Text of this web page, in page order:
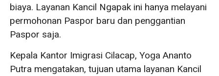
biaya. Layanan Kancil Ngapak ini hanya melayani
permohonan Paspor baru dan penggantian
Paspor saja.
Kepala Kantor Imigrasi Cilacap, Yoga Ananto
Putra mengatakan, tujuan utama layanan Kancil